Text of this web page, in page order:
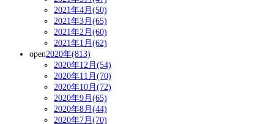
2021年4月(50)
2021年3月(65)
2021年2月(60)
2021年1月(62)
open2020年(813)
2020年12月(54)
2020年11月(70)
2020年10月(72)
2020年9月(65)
2020年8月(44)
2020年7月(70)